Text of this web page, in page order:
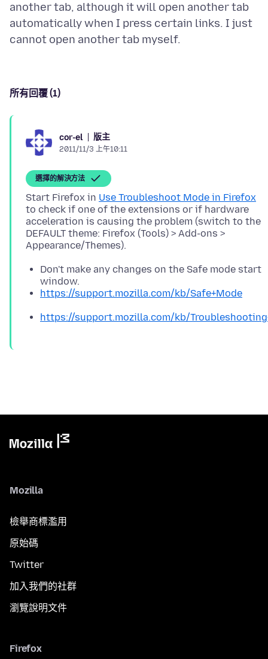
another tab, although it will open another tab
automatically when I press certain links. I just
所有回覆 (1)
cor-el 版主
2011/11/3 上午10:11
選擇的解決方法
Start Firefox in Use Troubleshoot Mode in Firefox
to check if one of the extensions or if hardware
acceleration is causing the problem (switch to the
DEFAULT theme: Firefox (Tools) > Add-ons >
Don't make any changes on the Safe mode start
window.
https://support.mozilla.com/kb/Safe+Mode
https://support.mozilla.com/kb/
Mozilla
檢舉商標濫用
原始碼
Twitter
加入我們的社群
瀏覽說明文件
Firefox